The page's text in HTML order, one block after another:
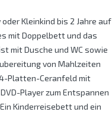
Kleinkind bis 2 Jahre auf
mit Doppelbett und das
mit Dusche und WC sowie
von Mahlzeiten
Platten-Ceranfeld mit
Player zum Entspannen
Kinderreisebett und ein